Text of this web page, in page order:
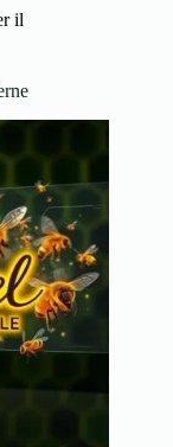
il